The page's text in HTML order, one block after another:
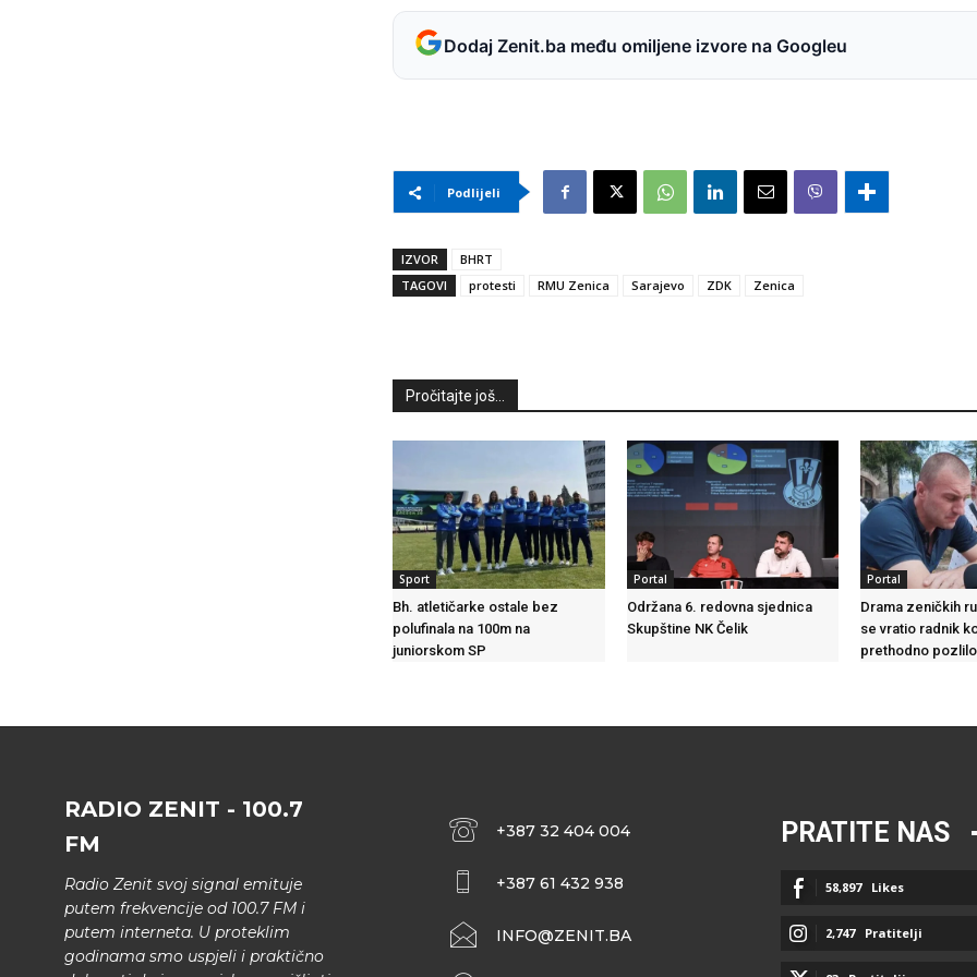
Dodaj Zenit.ba među omiljene izvore na Googleu
Podlijeli
IZVOR
BHRT
TAGOVI
protesti RMU Zenica Sarajevo ZDK Zenica
Pročitajte još...
Sport
Bh. atletičarke ostale bez
polufinala na 100m na
juniorskom SP
Portal
Održana 6. redovna sjednica
Skupštine NK Čelik
Portal
Drama zeničkih
se vratio radnik
prethodno pozlilo
RADIO ZENIT - 100.7
FM
Radio Zenit svoj signal emituje
putem frekvencije od 100.7 FM i
putem interneta. U proteklim
godinama smo uspjeli i praktično
+387 32 404 004
+387 61 432 938
INFO@ZENIT.BA
PRATITE NAS
58,897 Likes
2,747 Pratitelji